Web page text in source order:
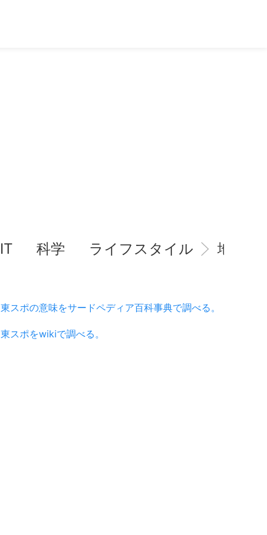
IT 科学 ライフスタイル 地域情
東スポの意味をサードペディア百科事典で調べる。
東スポをwikiで調べる。